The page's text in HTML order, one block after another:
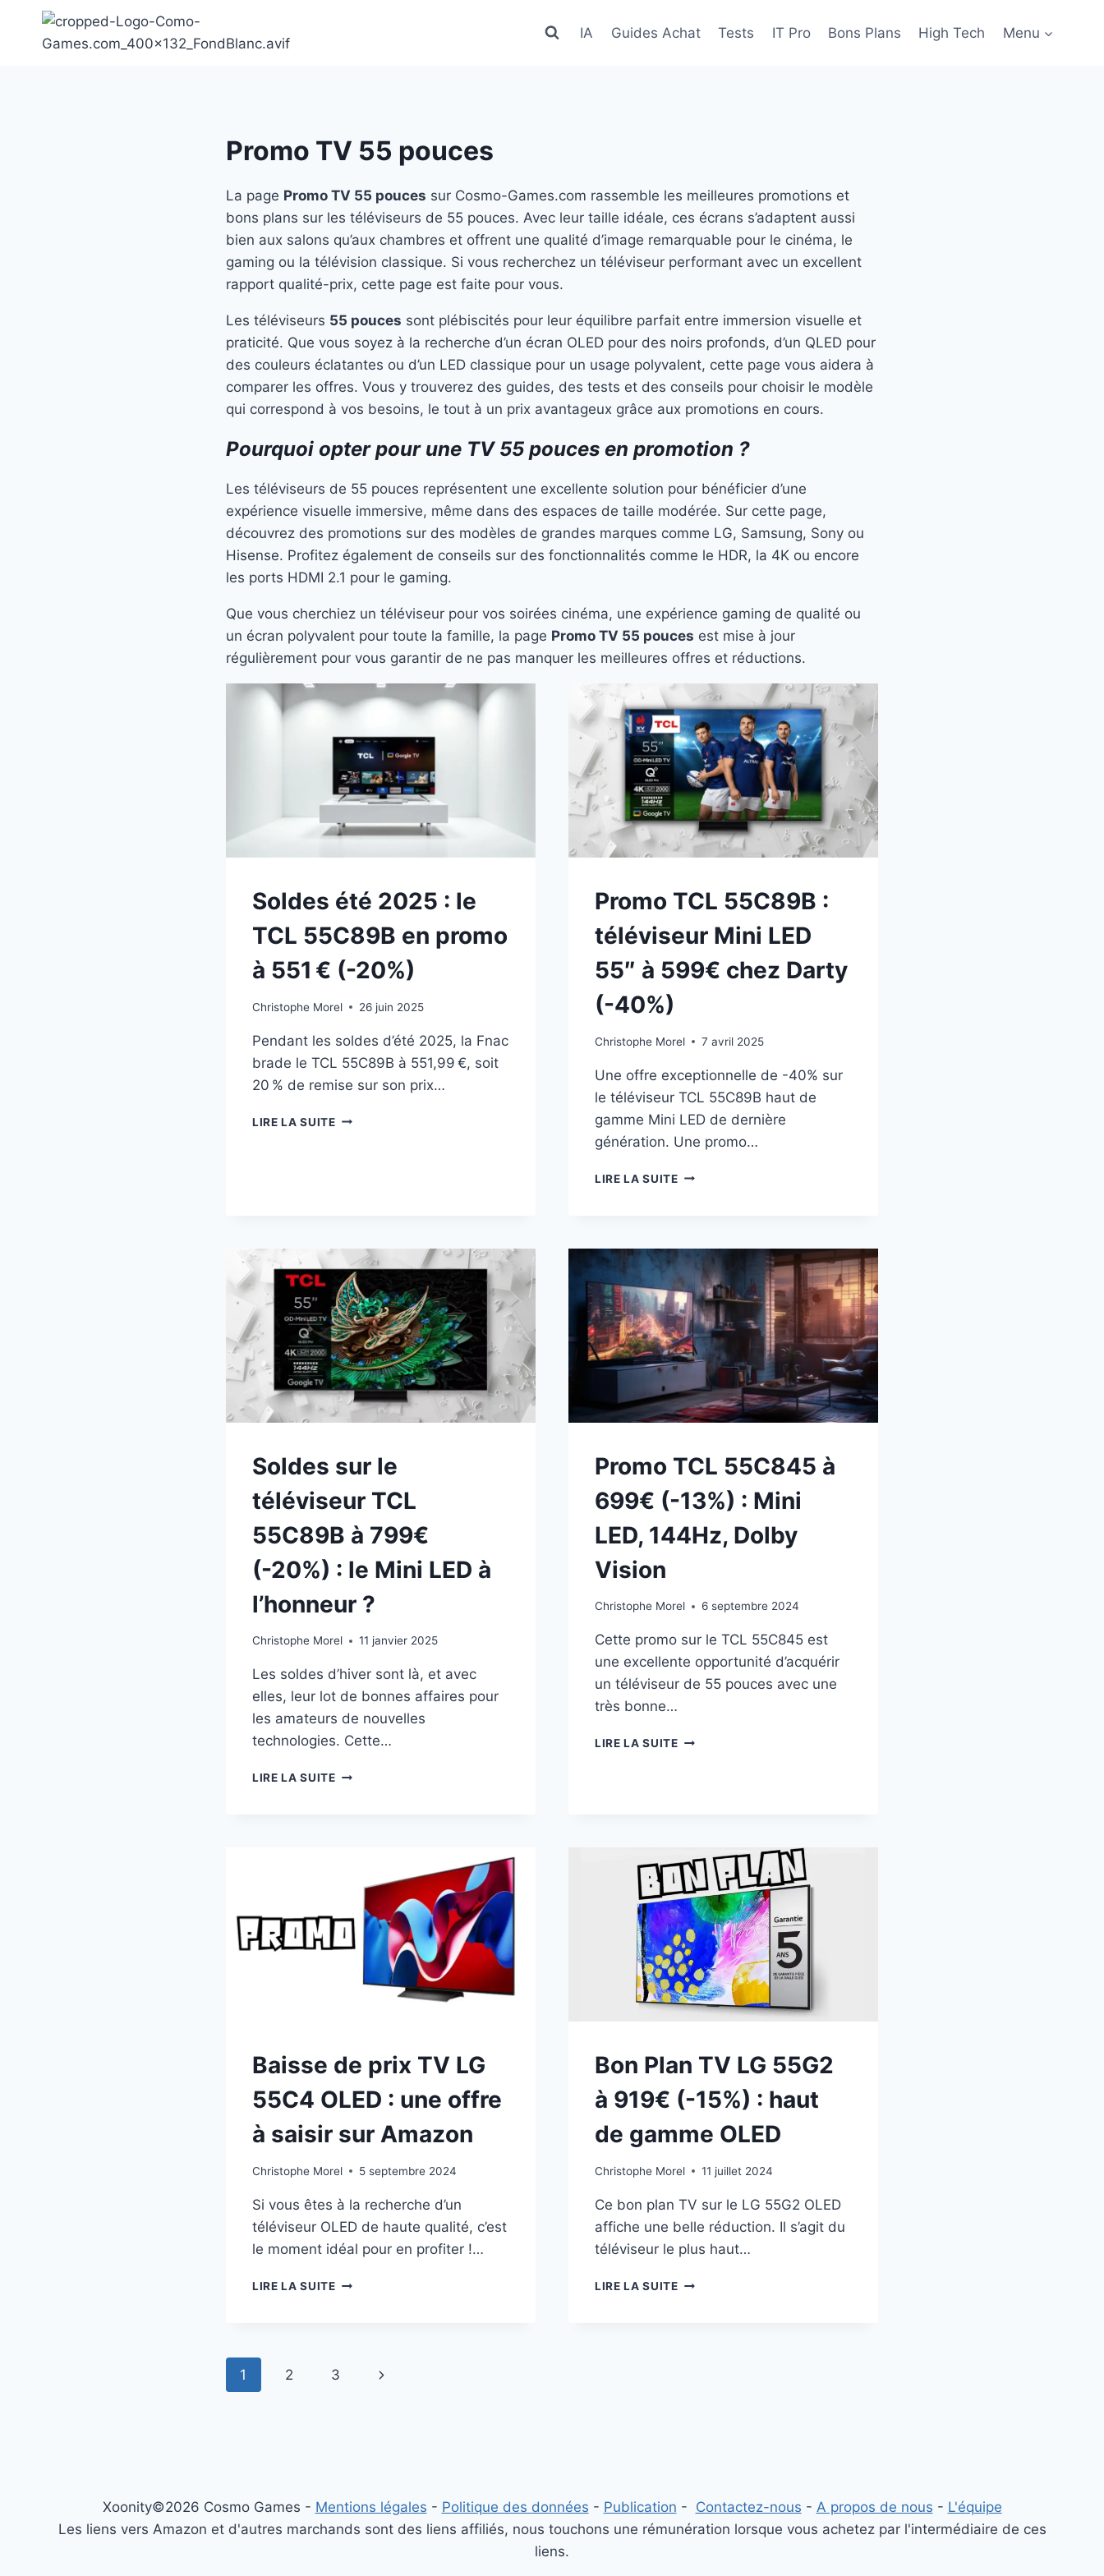
contenu
IA Guides Achat Tests IT Pro Bons Plans High Tech Menu
Promo TV 55 pouces
La page Promo TV 55 pouces sur Cosmo-Games.com rassemble les meilleures promotions et
bons plans sur les téléviseurs de 55 pouces. Avec leur taille idéale, ces écrans s’adaptent aussi
bien aux salons qu’aux chambres et offrent une qualité d’image remarquable pour le cinéma, le
gaming ou la télévision classique. Si vous recherchez un téléviseur performant avec un excellent
rapport qualité-prix, cette page est faite pour vous.
Les téléviseurs 55 pouces sont plébiscités pour leur équilibre parfait entre immersion visuelle et
praticité. Que vous soyez à la recherche d’un écran OLED pour des noirs profonds, d’un QLED pour
des couleurs éclatantes ou d’un LED classique pour un usage polyvalent, cette page vous aidera à
comparer les offres. Vous y trouverez des guides, des tests et des conseils pour choisir le modèle
qui correspond à vos besoins, le tout à un prix avantageux grâce aux promotions en cours.
Pourquoi opter pour une TV 55 pouces en promotion ?
Les téléviseurs de 55 pouces représentent une excellente solution pour bénéficier d’une
expérience visuelle immersive, même dans des espaces de taille modérée. Sur cette page,
découvrez des promotions sur des modèles de grandes marques comme LG, Samsung, Sony ou
Hisense. Profitez également de conseils sur des fonctionnalités comme le HDR, la 4K ou encore
les ports HDMI 2.1 pour le gaming.
Que vous cherchiez un téléviseur pour vos soirées cinéma, une expérience gaming de qualité ou
un écran polyvalent pour toute la famille, la page Promo TV 55 pouces est mise à jour
régulièrement pour vous garantir de ne pas manquer les meilleures offres et réductions.
Soldes été 2025 : le
TCL 55C89B en promo
à 551 € (-20%)
Christophe Morel 26 juin 2025
Pendant les soldes d’été 2025, la Fnac
brade le TCL 55C89B à 551,99 €, soit
20 % de remise sur son prix…
LIRE LA SUITESOLDES
PROMO
À
551 €
(-20%)
Promo TCL 55C89B :
téléviseur Mini LED
55″ à 599€ chez Darty
(-40%)
Christophe Morel 7 avril 2025
Une offre exceptionnelle de -40% sur
le téléviseur TCL 55C89B haut de
gamme Mini LED de dernière
génération. Une promo…
LIRE LA SUITEPROMO
MINI
LED
55″
À
599€
CHEZ
DARTY
(-40%)
Soldes sur le
téléviseur TCL
55C89B à 799€
(-20%) : le Mini LED à
l’honneur ?
Christophe Morel 11 janvier 2025
Les soldes d’hiver sont là, et avec
elles, leur lot de bonnes affaires pour
les amateurs de nouvelles
technologies. Cette…
LIRE LA SUITESOLDES
799€
(-20%)
:
LE
Promo TCL 55C845 à
699€ (-13%) : Mini
LED, 144Hz, Dolby
Vision
Christophe Morel 6 septembre 2024
Cette promo sur le TCL 55C845 est
une excellente opportunité d’acquérir
un téléviseur de 55 pouces avec une
très bonne…
LIRE LA SUITEPROMO
MINI
LED,
144HZ,
DOLBY
VISION
Baisse de prix TV LG
55C4 OLED : une offre
à saisir sur Amazon
Christophe Morel 5 septembre 2024
Si vous êtes à la recherche d’un
téléviseur OLED de haute qualité, c’est
le moment idéal pour en profiter !…
LIRE LA SUITEBAISSE
55C4
AMAZON
Bon Plan TV LG 55G2
à 919€ (-15%) : haut
de gamme OLED
Christophe Morel 11 juillet 2024
Ce bon plan TV sur le LG 55G2 OLED
affiche une belle réduction. Il s’agit du
téléviseur le plus haut…
LIRE LA SUITEBON
Navigation
1 2 3
Page
Xoonity©2026 Cosmo Games - Mentions légales - Politique des données - Publication - Contactez-nous - A propos de nous - L'équipe
Les liens vers Amazon et d'autres marchands sont des liens affiliés, nous touchons une rémunération lorsque vous achetez par l'intermédiaire de ces
liens.